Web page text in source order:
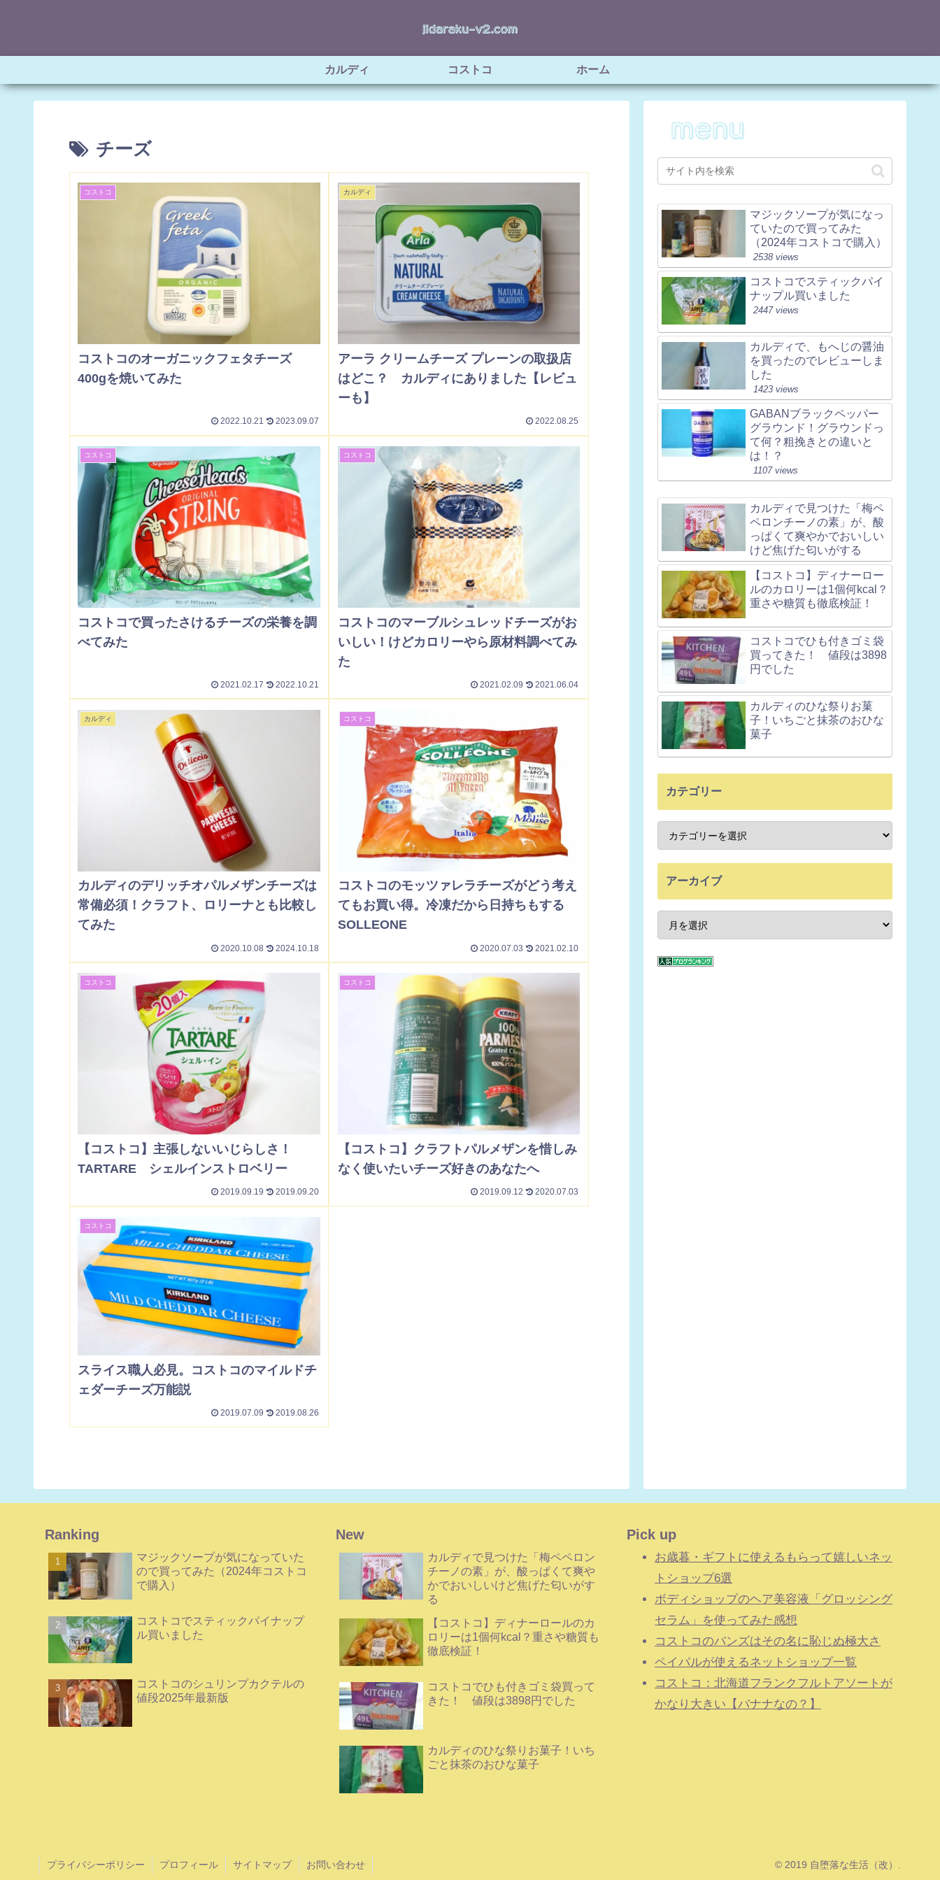
カルディ コストコ ホーム
チーズ
コストコ
コストコのオーガニックフェタチーズ
400gを焼いてみた
2022.10.21 2023.09.07
カルディ
アーラ クリームチーズ プレーンの取扱店
はどこ？ カルディにありました【レビュ
ーも】
2022.08.25
コストコ
コストコで買ったさけるチーズの栄養を調
べてみた
2021.02.17 2022.10.21
コストコ
コストコのマーブルシュレッドチーズがお
いしい！けどカロリーやら原材料調べてみ
た
2021.02.09 2021.06.04
カルディ
カルディのデリッチオパルメザンチーズは
常備必須！クラフト、ロリーナとも比較し
てみた
2020.10.08 2024.10.18
コストコ
コストコのモッツァレラチーズがどう考え
てもお買い得。冷凍だから日持ちもする
SOLLEONE
2020.07.03 2021.02.10
コストコ
【コストコ】主張しないいじらしさ！
TARTARE シェルインストロベリー
2019.09.19 2019.09.20
コストコ
【コストコ】クラフトパルメザンを惜しみ
なく使いたいチーズ好きのあなたへ
2019.09.12 2020.07.03
コストコ
スライス職人必見。コストコのマイルドチ
ェダーチーズ万能説
2019.07.09 2019.08.26
マジックソープが気になっ
ていたので買ってみた
（2024年コストコで購入）
2538 views
コストコでスティックパイ
ナップル買いました
2447 views
カルディで、もへじの醤油
を買ったのでレビューしま
した
1423 views
GABANブラックペッパー
グラウンド！グラウンドっ
て何？粗挽きとの違いと
は！？
1107 views
カルディで見つけた「梅ペ
ペロンチーノの素」が、酸
っぱくて爽やかでおいしい
けど焦げた匂いがする
【コストコ】ディナーロー
ルのカロリーは1個何kcal？
重さや糖質も徹底検証！
コストコでひも付きゴミ袋
買ってきた！ 値段は3898
円でした
カルディのひな祭りお菓
子！いちごと抹茶のおひな
菓子
カテゴリー
アーカイブ
Ranking
マジックソープが気になっていた
ので買ってみた（2024年コストコ
で購入）
コストコでスティックパイナップ
ル買いました
コストコのシュリンプカクテルの
値段2025年最新版
New
カルディで見つけた「梅ペペロン
チーノの素」が、酸っぱくて爽や
かでおいしいけど焦げた匂いがす
る
【コストコ】ディナーロールのカ
ロリーは1個何kcal？重さや糖質も
徹底検証！
コストコでひも付きゴミ袋買って
きた！ 値段は3898円でした
カルディのひな祭りお菓子！いち
ごと抹茶のおひな菓子
Pick up
お歳暮・ギフトに使えるもらって嬉しいネッ
トショップ6選
ボディショップのヘア美容液「グロッシング
セラム」を使ってみた感想
コストコのバンズはその名に恥じぬ極大さ
ペイパルが使えるネットショップ一覧
コストコ：北海道フランクフルトアソートが
かなり大きい【バナナなの？】
プライバシーポリシー プロフィール サイトマップ お問い合わせ © 2019 自堕落な生活（改）.